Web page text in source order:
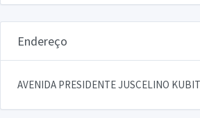
Endereço
AVENIDA PRESIDENTE JUSCELINO